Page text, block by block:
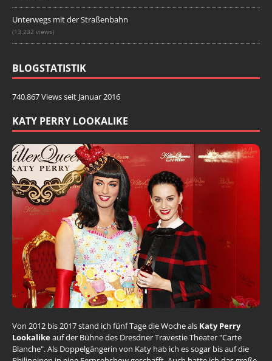
Unterwegs mit der Straßenbahn
(13.232 views)
BLOGSTATISTIK
740.867 Views seit Januar 2016
KATY PERRY LOOKALIKE
Von 2012 bis 2017 stand ich fünf Tage die Woche als Katy Perry
Lookalikeauf der Bühne des Dresdner Travestie Theater "Carte
Blanche". Als Doppelgängerin von Katy hab ich es sogar bis auf die